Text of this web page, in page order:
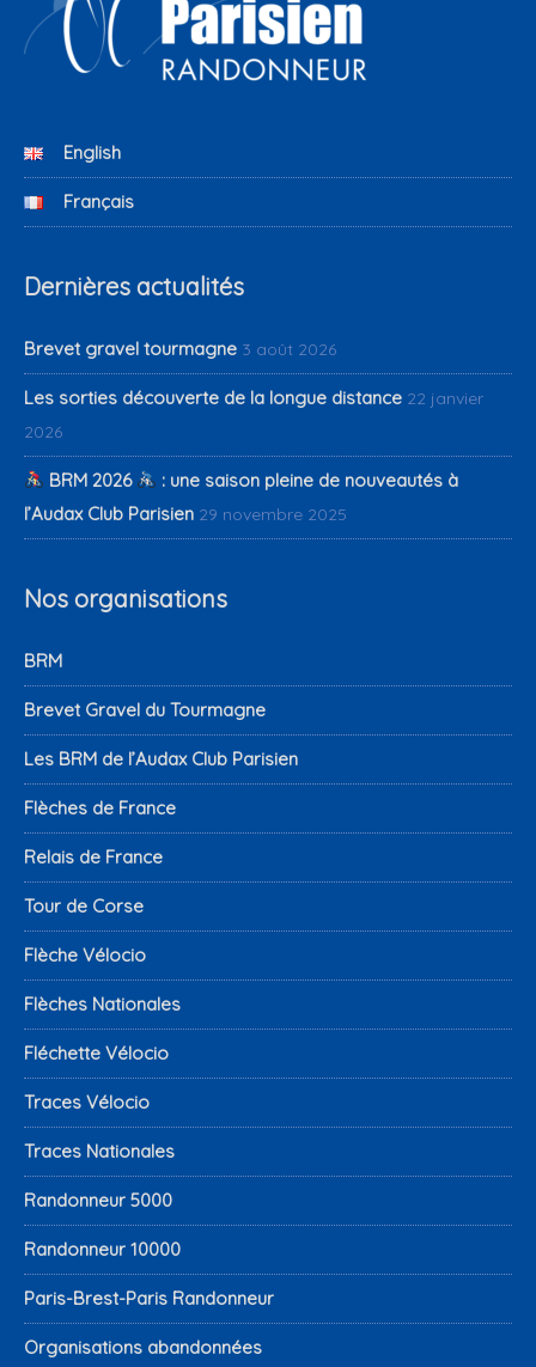
English
Français
Dernières actualités
Brevet gravel tourmagne 3 août 2026
Les sorties découverte de la longue distance 22 janvier
2026
BRM 2026
: une saison pleine de nouveautés à
l’Audax Club Parisien 29 novembre 2025
Nos organisations
BRM
Brevet Gravel du Tourmagne
Les BRM de l’Audax Club Parisien
Flèches de France
Relais de France
Tour de Corse
Flèche Vélocio
Flèches Nationales
Fléchette Vélocio
Traces Vélocio
Traces Nationales
Randonneur 5000
Randonneur 10000
Paris-Brest-Paris Randonneur
Organisations abandonnées